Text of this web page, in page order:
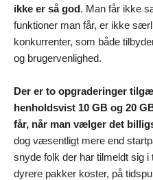
ikke er så god. Man får ikke
funktioner man får, er ikke
konkurrenter, som både
og brugervenlighed.
Der er to opgraderinger
henholdsvist 10 GB og 20
får, når man vælger det
dog væsentligt mere end
snyde folk der har tilmeldt sig i
dyrere pakker koster, på